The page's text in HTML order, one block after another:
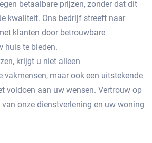
betaalbare prijzen, zonder dat dit
kwaliteit. Ons bedrijf streeft naar
klanten door betrouwbare
huis te bieden.
krijgt u niet alleen
vakmensen, maar ook een uitstekende
voldoen aan uw wensen. Vertrouw op
onze dienstverlening en uw woning